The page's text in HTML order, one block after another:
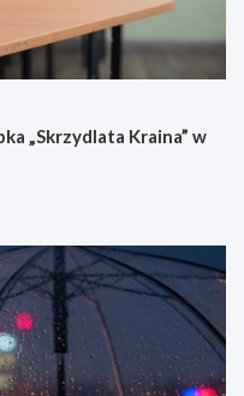
„Skrzydlata Kraina” w